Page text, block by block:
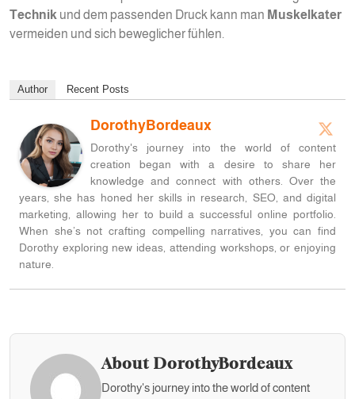
Technik und dem passenden Druck kann man Muskelkater
vermeiden und sich beweglicher fühlen.
Author Recent Posts
DorothyBordeaux
Dorothy's journey into the world of content
creation began with a desire to share her
knowledge and connect with others. Over the
years, she has honed her skills in research, SEO, and digital
marketing, allowing her to build a successful online portfolio.
When she’s not crafting compelling narratives, you can find
Dorothy exploring new ideas, attending workshops, or enjoying
nature.
About DorothyBordeaux
Dorothy's journey into the world of content